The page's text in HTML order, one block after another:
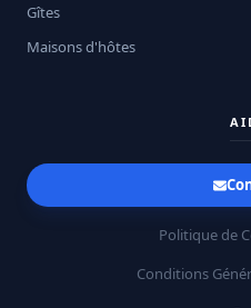
Gîtes
Maisons d'hôtes
Politique de
Conditions